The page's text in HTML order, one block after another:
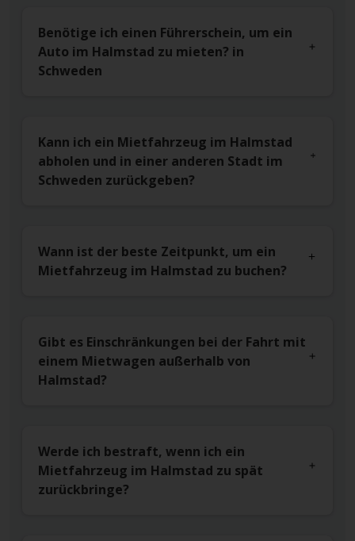
Benötige ich einen Führerschein, um ein
Auto im Halmstad zu mieten? in
Schweden
Kann ich ein Mietfahrzeug im Halmstad
abholen und in einer anderen Stadt im
Schweden zurückgeben?
Wann ist der beste Zeitpunkt, um ein
Mietfahrzeug im Halmstad zu buchen?
Gibt es Einschränkungen bei der Fahrt mit
einem Mietwagen außerhalb von
Halmstad?
Werde ich bestraft, wenn ich ein
Mietfahrzeug im Halmstad zu spät
zurückbringe?